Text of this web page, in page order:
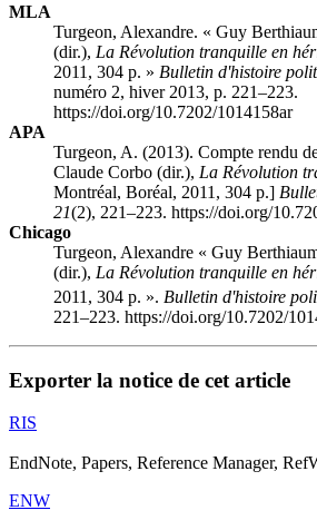
MLA
Turgeon, Alexandre. « Guy
(dir.), La Révolution tranquille en
2011, 304 p. » Bulletin d'histoire
numéro 2, hiver 2013, p. 221–223.
https://doi.org/10.7202/1014158ar
APA
Turgeon, A. (2013). Compte rendu
Claude Corbo (dir.), La Révolution
Montréal, Boréal, 2011, 304 p.]
21(2), 221–223. https://doi.org/
Chicago
Turgeon, Alexandre « Guy
(dir.), La Révolution tranquille en
2011, 304 p. ». Bulletin d'histoire
221–223. https://doi.org/10.7202/
Exporter la notice de cet article
RIS
EndNote, Papers, Reference Manager,
ENW